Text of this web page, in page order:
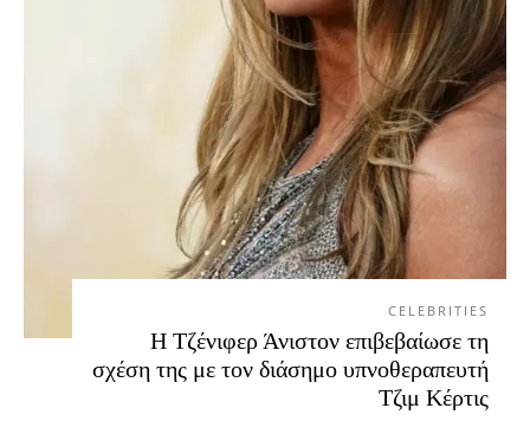
CELEBRITIES
Η Τζένιφερ Άνιστον επιβεβαίωσε τη
σχέση της με τον διάσημο υπνοθεραπευτή
Τζιμ Κέρτις